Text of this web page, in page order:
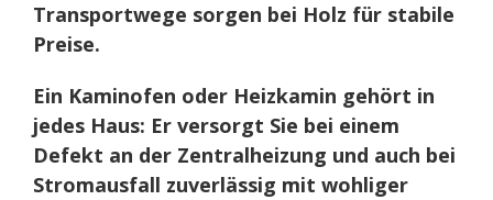
Transportwege sorgen bei Holz für stabile
Preise.
Ein Kaminofen oder Heizkamin gehört in
jedes Haus: Er versorgt Sie bei einem
Defekt an der Zentralheizung und auch bei
Stromausfall zuverlässig mit wohliger